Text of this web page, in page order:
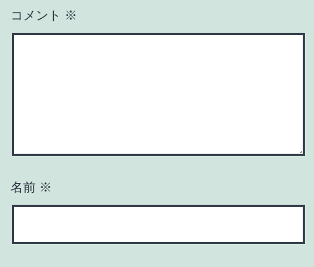
コメント ※
名前 ※